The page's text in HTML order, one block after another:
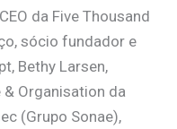
da Five Thousand
sócio fundador e
Bethy Larsen,
Organisation da
(Grupo Sonae),